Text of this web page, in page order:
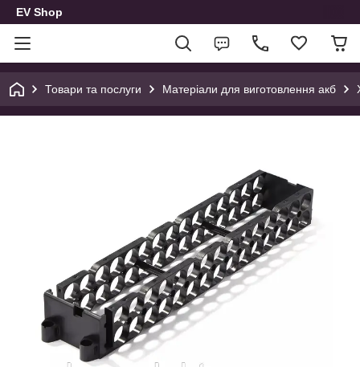
EV Shop
Товари та послуги Матеріали для виготовлення акб